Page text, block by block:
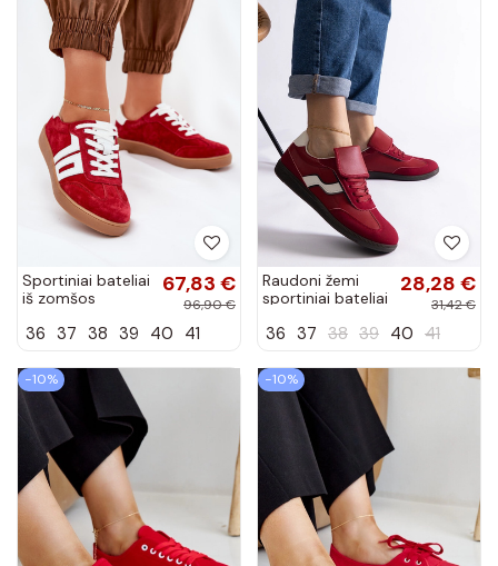
Sportiniai bateliai
iš zomšos
raudonos spalvos
67,83 €
96,90 €
36 37 38 39 40 41
Raudoni žemi
sportiniai bateliai
Edelmira
28,28 €
31,42 €
36 37 38 39 40 41
−10% −10%